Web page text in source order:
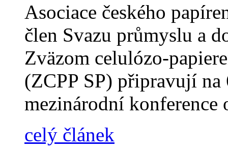
Asociace českého
člen Svazu průmyslu a
Zväzom celulózo-
(ZCPP SP) připravují
mezinárodní konference
celý článek